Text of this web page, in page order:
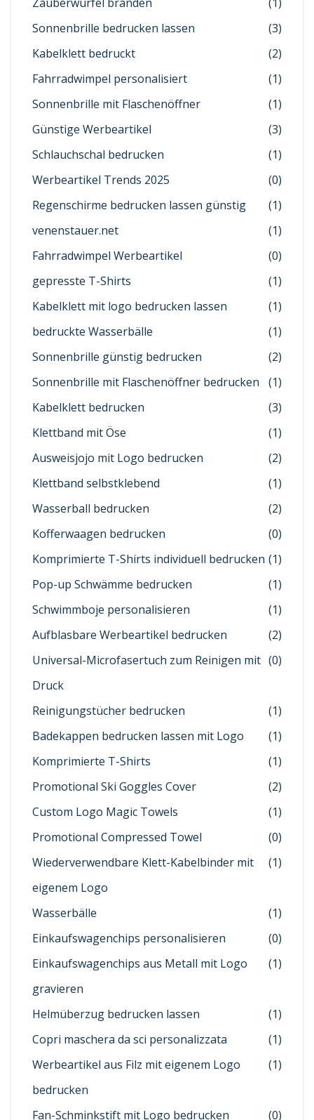
Sonnenbrille bedrucken lassen
(3)
Kabelklett bedruckt
(2)
Fahrradwimpel personalisiert
(1)
Sonnenbrille mit Flaschenöffner
(1)
Günstige Werbeartikel
(3)
Schlauchschal bedrucken
(1)
Werbeartikel Trends 2025
(0)
Regenschirme bedrucken lassen günstig
(1)
venenstauer.net
(1)
Fahrradwimpel Werbeartikel
(0)
gepresste T-Shirts
(1)
Kabelklett mit logo bedrucken lassen
(1)
bedruckte Wasserbälle
(1)
Sonnenbrille günstig bedrucken
(2)
Sonnenbrille mit Flaschenöffner bedrucken
(1)
Kabelklett bedrucken
(3)
Klettband mit Öse
(1)
Ausweisjojo mit Logo bedrucken
(2)
Klettband selbstklebend
(1)
Wasserball bedrucken
(2)
Kofferwaagen bedrucken
(0)
Komprimierte T-Shirts individuell bedrucken (1)
Pop-up Schwämme bedrucken
(1)
Schwimmboje personalisieren
(1)
Aufblasbare Werbeartikel bedrucken
(2)
Universal-Microfasertuch zum Reinigen mit
Druck
(0)
Reinigungstücher bedrucken
(1)
Badekappen bedrucken lassen mit Logo
(1)
Komprimierte T-Shirts
(1)
Promotional Ski Goggles Cover
(2)
Custom Logo Magic Towels
(1)
Promotional Compressed Towel
(0)
Wiederverwendbare Klett-Kabelbinder mit
eigenem Logo
(1)
Wasserbälle
(1)
Einkaufswagenchips personalisieren
(0)
Einkaufswagenchips aus Metall mit Logo
gravieren
(1)
Helmüberzug bedrucken lassen
(1)
Copri maschera da sci personalizzata
(1)
Werbeartikel aus Filz mit eigenem Logo
bedrucken
(1)
Fan-Schminkstift mit Logo bedrucken
(0)